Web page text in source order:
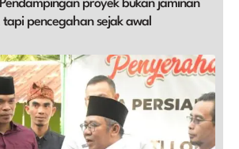
proyek bukan jaminan
tapi pencegahan sejak awal